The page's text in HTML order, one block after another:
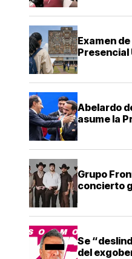
Examen
Presencial
Abelardo
asume la
Grupo
concierto
Se
del